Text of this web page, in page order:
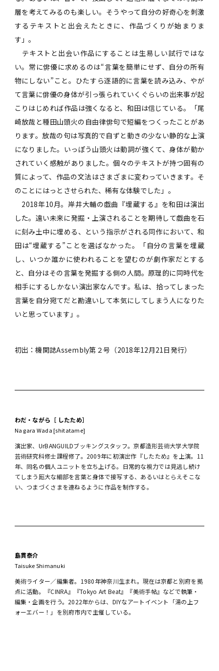
層を考えてみるのも楽しい。そうやって自分の好奇心を刺激
するテキストと出会えたときに、作品づくりが始まりま
す」。
テキストと出会い作品にすることは生易しい試行ではな
い。常に俳優に求めるのは“言葉を簡単にせず、自分の所有
物にしない”こと。ひたすら逐語的に言葉を読み込み、やが
て言葉に俳優の身体が引っ張られていくぐらいの出来事が起
こりはじめれば作品は強くなると、和田は信じている。「尾
崎放哉と種田山頭火の自由律俳句で短編をつくったことがあ
ります。放哉の句は写真的で自ずと動きの少ない静的な上演
になりました。いっぽう山頭火は動詞が強くて、身体が動か
されていく感触がありました。個々のテキストが持つ固有の
質によって、作品の文法はさまざまに変わっていきます。そ
のことにはっとさせられた、稀有な体験でした」。
2018年10月。岸井大輔の戯曲『埋蔵する』を和田は演出
した。遠い未来に発掘・上演されることを期待して戯曲を石
に刻み土中に埋める、という指示がされる同作において、和
田は“埋蔵する”ことを選ばなかった。「自分の言葉を埋蔵
し、いつか誰かに使われることを望むのが劇作家だとする
と、自分はその言葉を発掘する側の人間。原理的に同時代を
相手にするしかない演出家なんです。私は、拾ってしまった
言葉を自分宛てだと勘違いして本気にしてしまう人になりた
いと思っています」。
初出：機関誌Assembly第２号（2018年12月21日発行）
わだ・ながら［ したため］
Na gara Wada [shitatame]
演出家、UrBANGUILDブッキングスタッフ。京都造形芸術大学大学院
芸術研究科修士課程修了。2009年に初演出作『したため』を上演。11
年、同名の個人ユニットを立ち上げる。日常的な視力では見逃し続け
てしまう厖大な細部を言葉と身体で接写する、あるいはとらえそこな
い、つまづくさまを連ねるように作品を制作する。
島貫泰介
Taisuke Shimanuki
美術ライター／編集者。1980年神奈川生まれ。現在は京都と別府を拠
点に活動。『CINRA』『Tokyo Art Beat』『美術手帖』などで執筆・
編集・企画を行う。2022年からは、DIYなアートイベント「湯の上フ
ォーエバー！」を別府市内で主催している。